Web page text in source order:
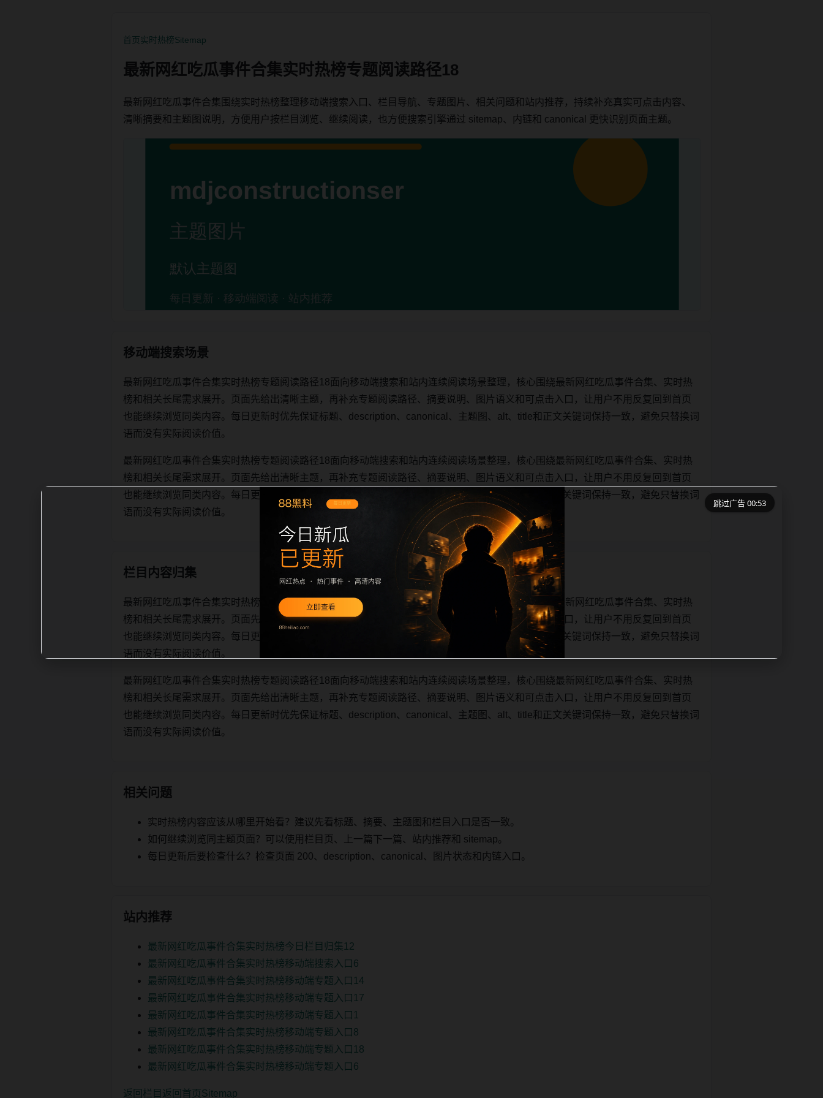
首页实时热榜Sitemap
最新网红吃瓜事件合集实时热榜专题阅读路径18
最新网红吃瓜事件合集围绕实时热榜整理移动端搜索入口、栏目导航、专题图片、相关问题和站内推荐，持续补充真实可点击内容、
清晰摘要和主题图说明，方便用户按栏目浏览、继续阅读，也方便搜索引擎通过 sitemap、内链和 canonical 更快识别页面主题。
移动端搜索场景
最新网红吃瓜事件合集实时热榜专题阅读路径18面向移动端搜索和站内连续阅读场景整理，核心围绕最新网红吃瓜事件合集、实时热
榜和相关长尾需求展开。页面先给出清晰主题，再补充专题阅读路径、摘要说明、图片语义和可点击入口，让用户不用反复回到首页
也能继续浏览同类内容。每日更新时优先保证标题、description、canonical、主题图、alt、title和正文关键词保持一致，避免只替换词
语而没有实际阅读价值。
最新网红吃瓜事件合集实时热榜专题阅读路径18面向移动端搜索和站内连续阅读场景整理，核心围绕最新网红吃瓜事件合集、实时热
榜和相关长尾需求展开。页面先给出清晰主题，再补充专题阅读路径、摘要说明、图片语义和可点击入口，让用户不用反复回到首页
也能继续浏览同类内容。每日更新时优先保证标题、description、canonical、主题图、alt、title和正文关键词保持一致，避免只替换词
语而没有实际阅读价值。
栏目内容归集
最新网红吃瓜事件合集实时热榜专题阅读路径18面向移动端搜索和站内连续阅读场景整理，核心围绕最新网红吃瓜事件合集、实时热
榜和相关长尾需求展开。页面先给出清晰主题，再补充专题阅读路径、摘要说明、图片语义和可点击入口，让用户不用反复回到首页
也能继续浏览同类内容。每日更新时优先保证标题、description、canonical、主题图、alt、title和正文关键词保持一致，避免只替换词
语而没有实际阅读价值。
最新网红吃瓜事件合集实时热榜专题阅读路径18面向移动端搜索和站内连续阅读场景整理，核心围绕最新网红吃瓜事件合集、实时热
榜和相关长尾需求展开。页面先给出清晰主题，再补充专题阅读路径、摘要说明、图片语义和可点击入口，让用户不用反复回到首页
也能继续浏览同类内容。每日更新时优先保证标题、description、canonical、主题图、alt、title和正文关键词保持一致，避免只替换词
语而没有实际阅读价值。
相关问题
实时热榜内容应该从哪里开始看？建议先看标题、摘要、主题图和栏目入口是否一致。
如何继续浏览同主题页面？可以使用栏目页、上一篇下一篇、站内推荐和 sitemap。
每日更新后要检查什么？检查页面 200、description、canonical、图片状态和内链入口。
站内推荐
最新网红吃瓜事件合集实时热榜今日栏目归集12
最新网红吃瓜事件合集实时热榜移动端搜索入口6
最新网红吃瓜事件合集实时热榜移动端专题入口14
最新网红吃瓜事件合集实时热榜移动端专题入口17
最新网红吃瓜事件合集实时热榜移动端专题入口1
最新网红吃瓜事件合集实时热榜移动端专题入口8
最新网红吃瓜事件合集实时热榜移动端专题入口18
最新网红吃瓜事件合集实时热榜移动端专题入口6
返回栏目 返回首页 Sitemap
跳过广告 00:53